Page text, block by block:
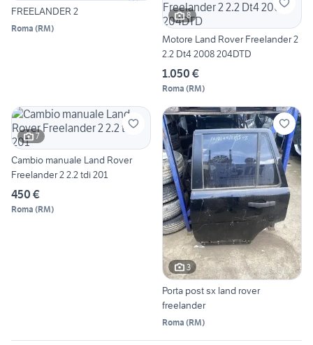
FREELANDER 2
Roma (RM)
8
Motore Land Rover Freelander 2
2.2 Dt4 2008 204DTD
1.050 €
Roma (RM)
7
Cambio manuale Land Rover
Freelander 2 2.2 tdi 201
450 €
Roma (RM)
3
Porta post sx land rover
freelander
Roma (RM)